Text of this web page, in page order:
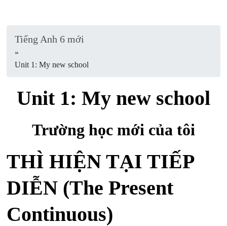
Tiếng Anh 6 mới
»
Unit 1: My new school
Unit 1: My new school
Trường học mới của tôi
THÌ HIỆN TẠI TIẾP
DIỄN (The Present
Continuous)